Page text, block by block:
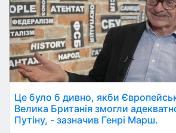
Це було б дивно, якби
Велика Британія змогли
Путіну, - зазначив Генрі Марш.